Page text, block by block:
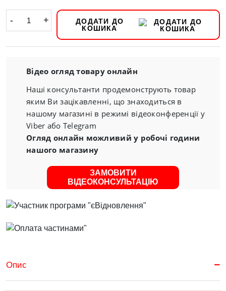
- +
ДОДАТИ ДО
КОШИКА
Відео огляд товару онлайн
Наші консультанти продемонструють товар
яким Ви зацікавленні, що знаходиться в
нашому магазині в режимі відеоконференції у
Viber або Telegram
Огляд онлайн можливий у робочі години
нашого магазину
ЗАМОВИТИ
ВІДЕОКОНСУЛЬТАЦІЮ
Опис